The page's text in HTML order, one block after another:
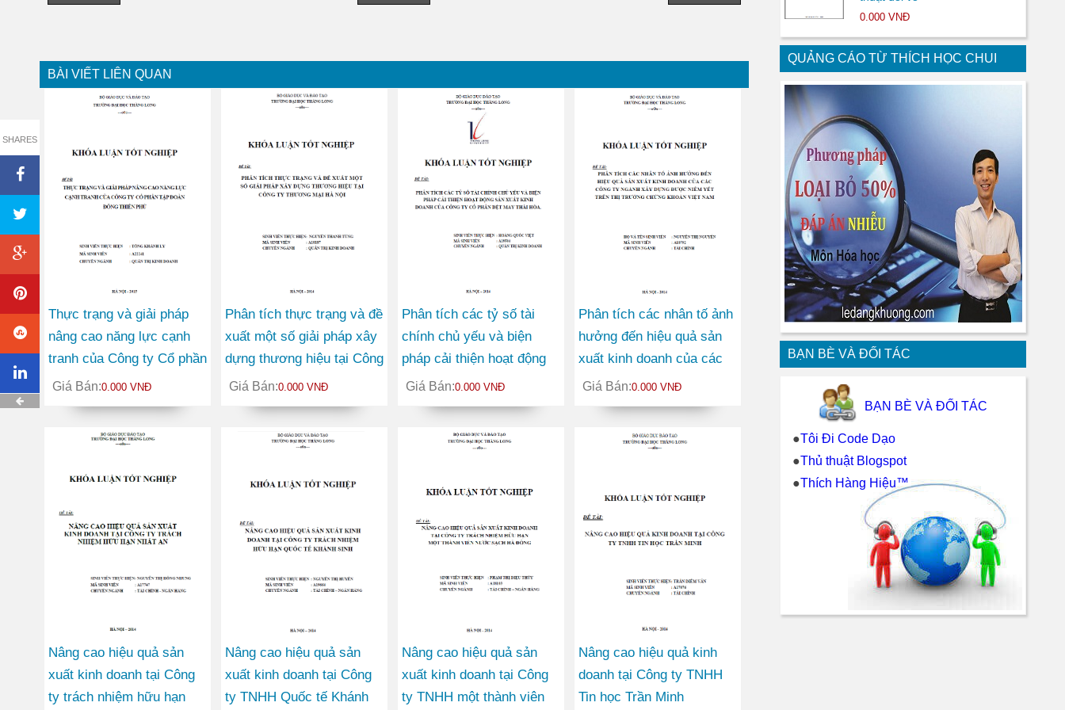
SHARES
BÀI VIẾT LIÊN QUAN
Thực trạng và giải pháp
nâng cao năng lực cạnh
tranh của Công ty Cổ phần
tập đoàn Đông Thiên Phú
Giá Bán:0.000 VNĐ
Phân tích thực trạng và đề
xuất một số giải pháp xây
dựng thương hiệu tại Công
ty Thương mại Hà Nội
Giá Bán:0.000 VNĐ
Phân tích các tỷ số tài
chính chủ yếu và biện
pháp cải thiện hoạt động
sản xuất kinh doanh của
Công ty Cổ phần Dệt may
Giá Bán:0.000 VNĐ
Phân tích các nhân tố ảnh
hưởng đến hiệu quả sản
xuất kinh doanh của các
Công ty ngành Xây dựng
được niêm yết trên thị
Giá Bán:0.000 VNĐ
Nâng cao hiệu quả sản
xuất kinh doanh tại Công
ty trách nhiệm hữu hạn
Nâng cao hiệu quả sản
xuất kinh doanh tại Công
ty TNHH Quốc tế Khánh
Nâng cao hiệu quả sản
xuất kinh doanh tại Công
ty TNHH một thành viên
Nâng cao hiệu quả kinh
doanh tại Công ty TNHH
Tin học Trần Minh
0.000 VNĐ
QUẢNG CÁO TỪ THÍCH HỌC CHUI
BẠN BÈ VÀ ĐỐI TÁC
BẠN BÈ VÀ ĐỐI TÁC
●Tôi Đi Code Dạo
●Thủ thuật Blogspot
●Thích Hàng Hiệu™